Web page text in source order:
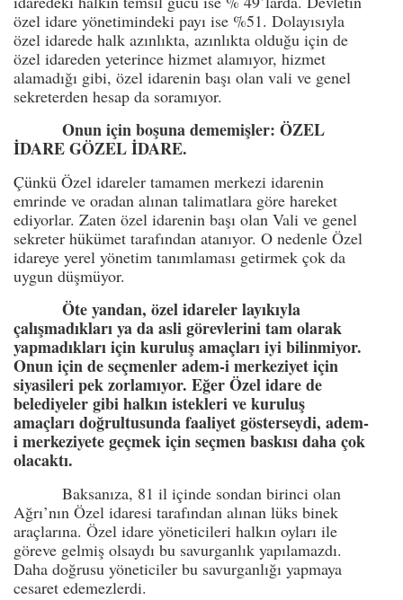
özel idare yönetimindeki payı ise %51. Dolayısıyla
özel idarede halk azınlıkta, azınlıkta olduğu için de
özel idareden yeterince hizmet alamıyor, hizmet
alamadığı gibi, özel idarenin başı olan vali ve genel
sekreterden hesap da soramıyor.
Onun için boşuna dememişler: ÖZEL
İDARE GÖZEL İDARE.
Çünkü Özel idareler tamamen merkezi idarenin
emrinde ve oradan alınan talimatlara göre hareket
ediyorlar. Zaten özel idarenin başı olan Vali ve genel
sekreter hükümet tarafından atanıyor. O nedenle Özel
idareye yerel yönetim tanımlaması getirmek çok da
uygun düşmüyor.
Öte yandan, özel idareler layıkıyla
çalışmadıkları ya da asli görevlerini tam olarak
yapmadıkları için kuruluş amaçları iyi bilinmiyor.
Onun için de seçmenler adem-i merkeziyet için
siyasileri pek zorlamıyor. Eğer Özel idare de
belediyeler gibi halkın istekleri ve kuruluş
amaçları doğrultusunda faaliyet gösterseydi, adem-
i merkeziyete geçmek için seçmen baskısı daha çok
olacaktı.
Baksanıza, 81 il içinde sondan birinci olan
Ağrı’nın Özel idaresi tarafından alınan lüks binek
araçlarına. Özel idare yöneticileri halkın oyları ile
göreve gelmiş olsaydı bu savurganlık yapılamazdı.
Daha doğrusu yöneticiler bu savurganlığı yapmaya
cesaret edemezlerdi.